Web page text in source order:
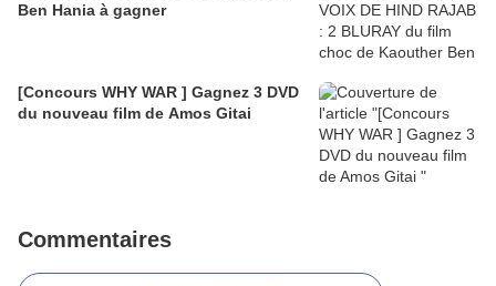
Ben Hania à gagner
[Concours WHY WAR ] Gagnez 3 DVD
du nouveau film de Amos Gitai
Commentaires